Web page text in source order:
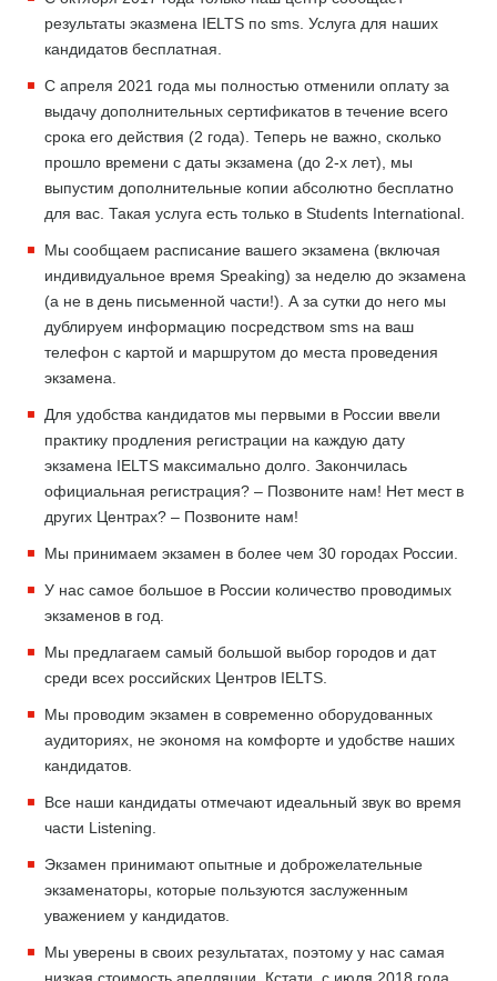
результаты эказмена IELTS по sms. Услуга для наших
кандидатов бесплатная.
С апреля 2021 года мы полностью отменили оплату за
выдачу дополнительных сертификатов в течение всего
срока его действия (2 года). Теперь не важно, сколько
прошло времени с даты экзамена (до 2-х лет), мы
выпустим дополнительные копии абсолютно бесплатно
для вас. Такая услуга есть только в Students International.
Мы сообщаем расписание вашего экзамена (включая
индивидуальное время Speaking) за неделю до экзамена
(а не в день письменной части!). А за сутки до него мы
дублируем информацию посредством sms на ваш
телефон с картой и маршрутом до места проведения
экзамена.
Для удобства кандидатов мы первыми в России ввели
практику продления регистрации на каждую дату
экзамена IELTS максимально долго. Закончилась
официальная регистрация? – Позвоните нам! Нет мест в
других Центрах? – Позвоните нам!
Мы принимаем экзамен в более чем 30 городах России.
У нас самое большое в России количество проводимых
экзаменов в год.
Мы предлагаем самый большой выбор городов и дат
среди всех российских Центров IELTS.
Мы проводим экзамен в современно оборудованных
аудиториях, не экономя на комфорте и удобстве наших
кандидатов.
Все наши кандидаты отмечают идеальный звук во время
части Listening.
Экзамен принимают опытные и доброжелательные
экзаменаторы, которые пользуются заслуженным
уважением у кандидатов.
Мы уверены в своих результатах, поэтому у нас самая